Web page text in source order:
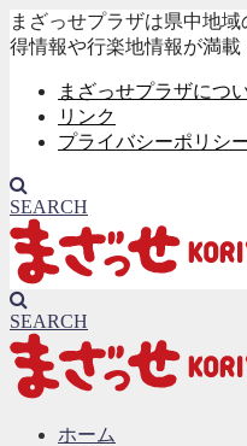
まざっせプラザは県中地
得情報や行楽地情報が満載
まざっせプラザにつ
リンク
プライバシーポリシ
SEARCH
SEARCH
ホーム